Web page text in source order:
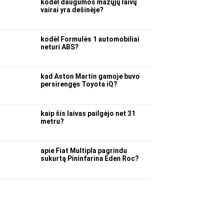
kodėl daugumos mažųjų laivų
vairai yra dešinėje?
kodėl Formulės 1 automobiliai
neturi ABS?
kad Aston Martin gamoje buvo
persirengęs Toyota iQ?
kaip šis laivas pailgėjo net 31
metru?
apie Fiat Multipla pagrindu
sukurtą Pininfarina Eden Roc?